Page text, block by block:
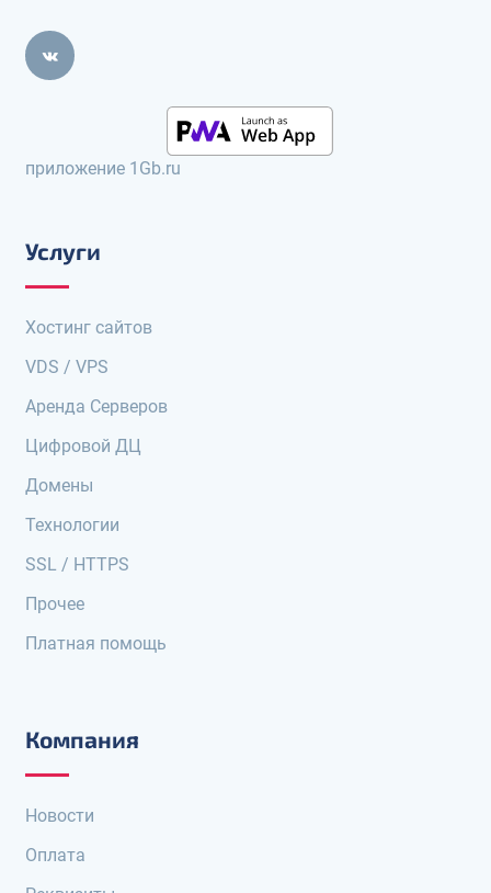
приложение 1Gb.ru
Услуги
Хостинг сайтов
VDS / VPS
Аренда Серверов
Цифровой ДЦ
Домены
Технологии
SSL / HTTPS
Прочее
Платная помощь
Компания
Новости
Оплата